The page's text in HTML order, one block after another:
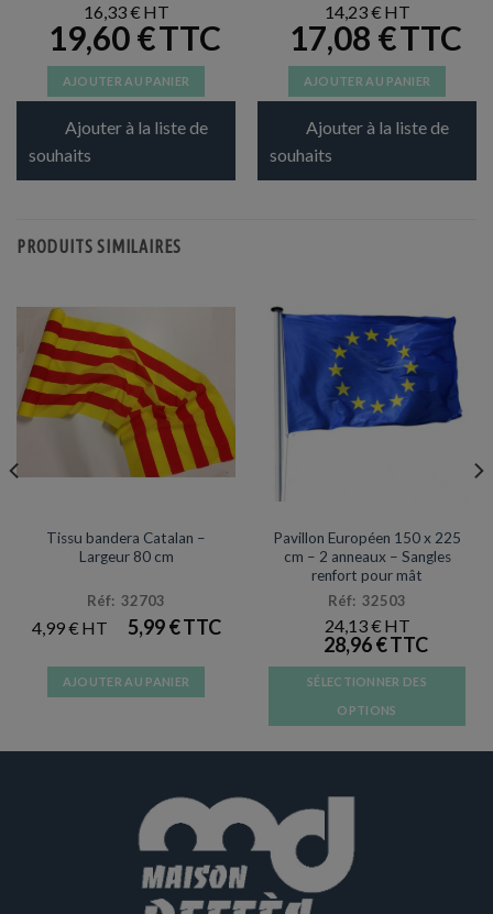
16,33€
19,60€
AJOUTER AU PANIER
Ajouter à la liste de
souhaits
14,23€
17,08 €
AJOUTER AU PANIER
Ajouter à la liste de
souhaits
PRODUITS SIMILAIRES
Tissu bandera Catalan –
Largeur 80 cm
Réf: 32703
4,99€ 5,99€
AJOUTER AU PANIER
Pavillon Européen 150 x 225
cm – 2 anneaux – Sangles
renfort pour mât
Réf: 32503
24,13€
28,96€
SÉLECTIONNER DES
OPTIONS